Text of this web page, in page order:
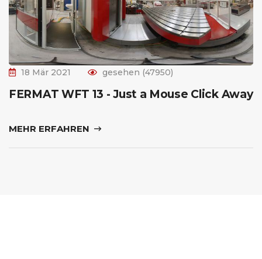
18 Mär 2021 gesehen (47950)
FERMAT WFT 13 - Just a Mouse Click Away
MEHR ERFAHREN